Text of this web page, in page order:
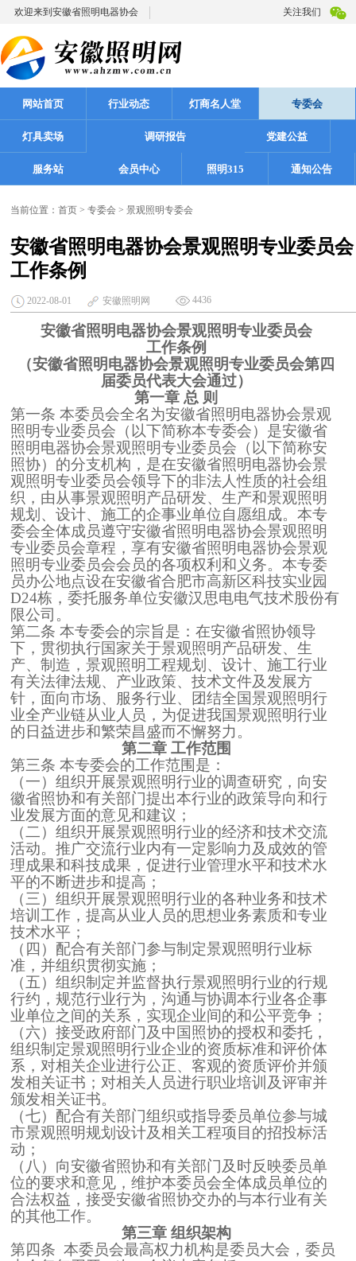
欢迎来到安徽省照明电器协会 关注我们
网站首页 行业动态 灯商名人堂 专委会
灯具卖场 调研报告 党建公益
服务站 会员中心 照明315 通知公告
当前位置：首页 >专委会 >景观照明专委会
安徽省照明电器协会景观照明专业委员会
工作条例
2022-08-01 安徽照明网 4436
安徽省照明电器协会景观照明专业委员会
工作条例
（安徽省照明电器协会景观照明专业委员会第四
届委员代表大会通过）
第一章 总 则
第一条 本委员会全名为安徽省照明电器协会景观
照明专业委员会（以下简称本专委会）是安徽省
照明电器协会景观照明专业委员会（以下简称安
照协）的分支机构，是在安徽省照明电器协会景
观照明专业委员会领导下的非法人性质的社会组
织，由从事景观照明产品研发、生产和景观照明
规划、设计、施工的企事业单位自愿组成。本专
委会全体成员遵守安徽省照明电器协会景观照明
专业委员会章程，享有安徽省照明电器协会景观
照明专业委员会会员的各项权利和义务。本专委
员办公地点设在安徽省合肥市高新区科技实业园
D24栋，委托服务单位安徽汉思电电气技术股份有
限公司。
第二条 本专委会的宗旨是：在安徽省照协领导
下，贯彻执行国家关于景观照明产品研发、生
产、制造，景观照明工程规划、设计、施工行业
有关法律法规、产业政策、技术文件及发展方
针，面向市场、服务行业、团结全国景观照明行
业全产业链从业人员，为促进我国景观照明行业
的日益进步和繁荣昌盛而不懈努力。
第二章 工作范围
第三条 本专委会的工作范围是：
（一）组织开展景观照明行业的调查研究，向安
徽省照协和有关部门提出本行业的政策导向和行
业发展方面的意见和建议；
（二）组织开展景观照明行业的经济和技术交流
活动。推广交流行业内有一定影响力及成效的管
理成果和科技成果，促进行业管理水平和技术水
平的不断进步和提高；
（三）组织开展景观照明行业的各种业务和技术
培训工作，提高从业人员的思想业务素质和专业
技术水平；
（四）配合有关部门参与制定景观照明行业标
准，并组织贯彻实施；
（五）组织制定并监督执行景观照明行业的行规
行约，规范行业行为，沟通与协调本行业各企事
业单位之间的关系，实现企业间的和公平竞争；
（六）接受政府部门及中国照协的授权和委托，
组织制定景观照明行业企业的资质标准和评价体
系，对相关企业进行公正、客观的资质评价并颁
发相关证书；对相关人员进行职业培训及评审并
颁发相关证书。
（七）配合有关部门组织或指导委员单位参与城
市景观照明规划设计及相关工程项目的招投标活
动；
（八）向安徽省照协和有关部门及时反映委员单
位的要求和意见，维护本委员会全体成员单位的
合法权益，接受安徽省照协交办的与本行业有关
的其他工作。
第三章 组织架构
第四条 本委员会最高权力机构是委员大会，委员